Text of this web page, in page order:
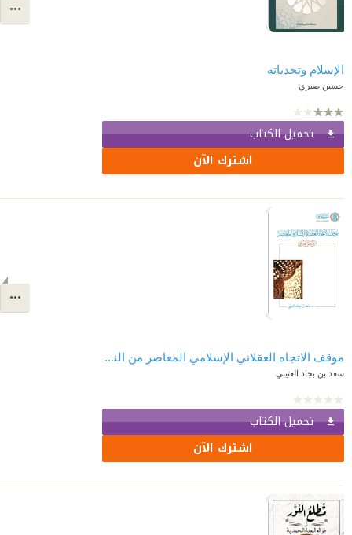
الإسلام وتحدياته
حسين صبري
تحميل الكتاب
اشترك الآن
موقف الاتجاه العقلاني الإسلامي المعاصر من النص الشرعي
سعد بن بجاد العتيبي
تحميل الكتاب
اشترك الآن